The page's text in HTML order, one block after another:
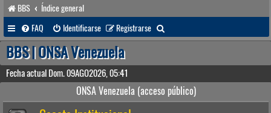
BBS
Índice general
FAQ
Identificarse Registrarse
u
a
BBS | ONSA Venezuela
Fecha actual Dom. 09AGO2026, 05:41
ONSA Venezuela (acceso público)